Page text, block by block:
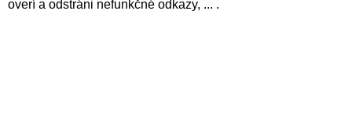
overí a odstráni nefunkčné odkazy, ... .